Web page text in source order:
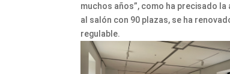
muchos años”, como ha precisado
al salón con 90 plazas, se ha
regulable.